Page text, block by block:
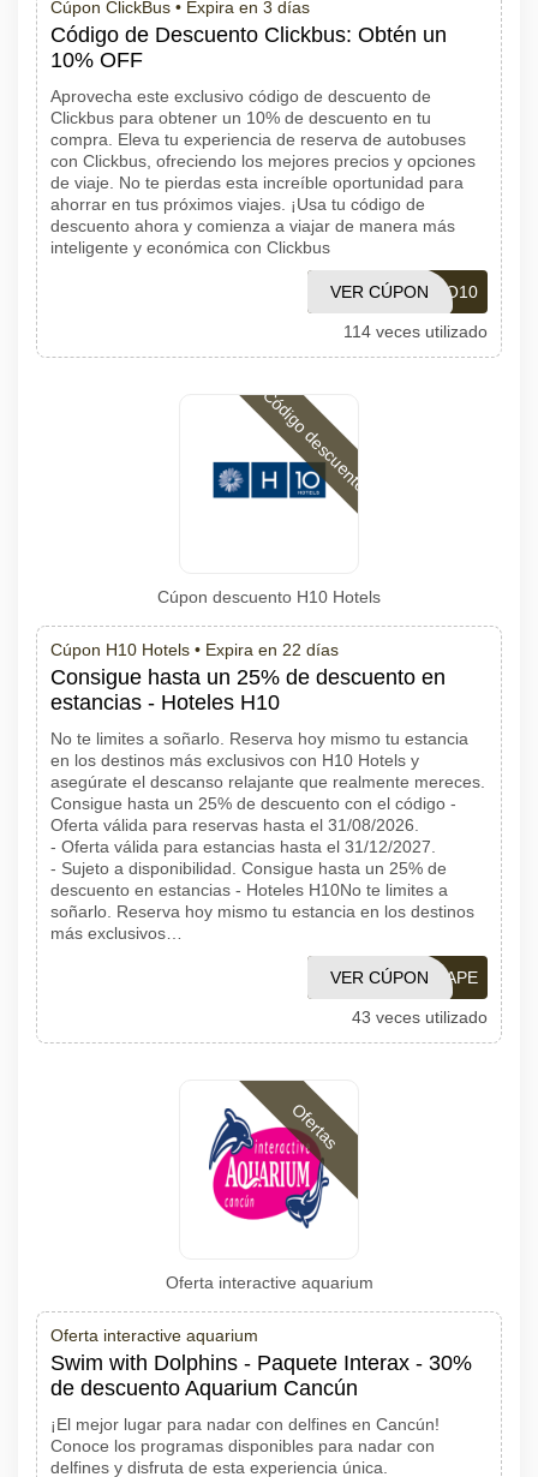
Cúpon ClickBus • Expira en 3 días
Código de Descuento Clickbus: Obtén un
10% OFF
Aprovecha este exclusivo código de descuento de
Clickbus para obtener un 10% de descuento en tu
compra. Eleva tu experiencia de reserva de autobuses
con Clickbus, ofreciendo los mejores precios y opciones
de viaje. No te pierdas esta increíble oportunidad para
ahorrar en tus próximos viajes. ¡Usa tu código de
descuento ahora y comienza a viajar de manera más
inteligente y económica con Clickbus
BWIGO10
VER CÚPON
114 veces utilizado
Código descuento
Cúpon descuento H10 Hotels
Cúpon H10 Hotels • Expira en 22 días
Consigue hasta un 25% de descuento en
estancias - Hoteles H10
No te limites a soñarlo. Reserva hoy mismo tu estancia
en los destinos más exclusivos con H10 Hotels y
asegúrate el descanso relajante que realmente mereces.
Consigue hasta un 25% de descuento con el código -
Oferta válida para reservas hasta el 31/08/2026.
- Oferta válida para estancias hasta el 31/12/2027.
- Sujeto a disponibilidad. Consigue hasta un 25% de
descuento en estancias - Hoteles H10No te limites a
soñarlo. Reserva hoy mismo tu estancia en los destinos
más exclusivos…
H10ESCAPE
VER CÚPON
43 veces utilizado
Ofertas
Oferta interactive aquarium
Oferta interactive aquarium
Swim with Dolphins - Paquete Interax - 30%
de descuento Aquarium Cancún
¡El mejor lugar para nadar con delfines en Cancún!
Conoce los programas disponibles para nadar con
delfines y disfruta de esta experiencia única.